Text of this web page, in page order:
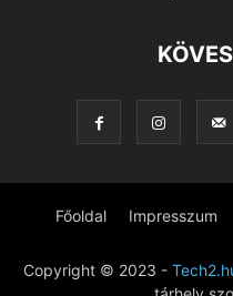
Főoldal Impresszum
Copyright © 2023 -